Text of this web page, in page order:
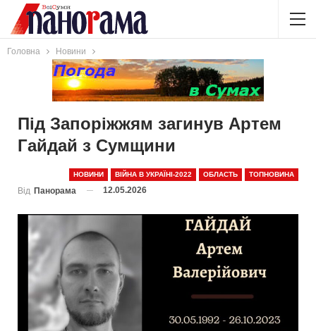
Головна Новини
Під Запоріжжям загинув Артем
Гайдай з Сумщини
НОВИНИ ВІЙНА В УКРАЇНІ-2022 ОБЛАСТЬ ТОПНОВИНА
Від Панорама 12.05.2026